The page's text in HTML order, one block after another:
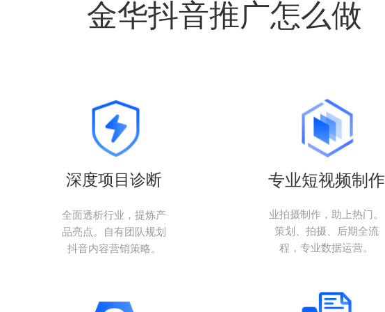
金华抖音推广怎么做
深度项目诊断
全面透析行业，提炼产
品亮点。自有团队规划
抖音内容营销策略。
专业短视频制作
业拍摄制作，助上热门。
策划、拍摄、后期全流
程，专业数据运营。